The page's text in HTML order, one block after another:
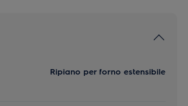
Ripiano per forno estensibile